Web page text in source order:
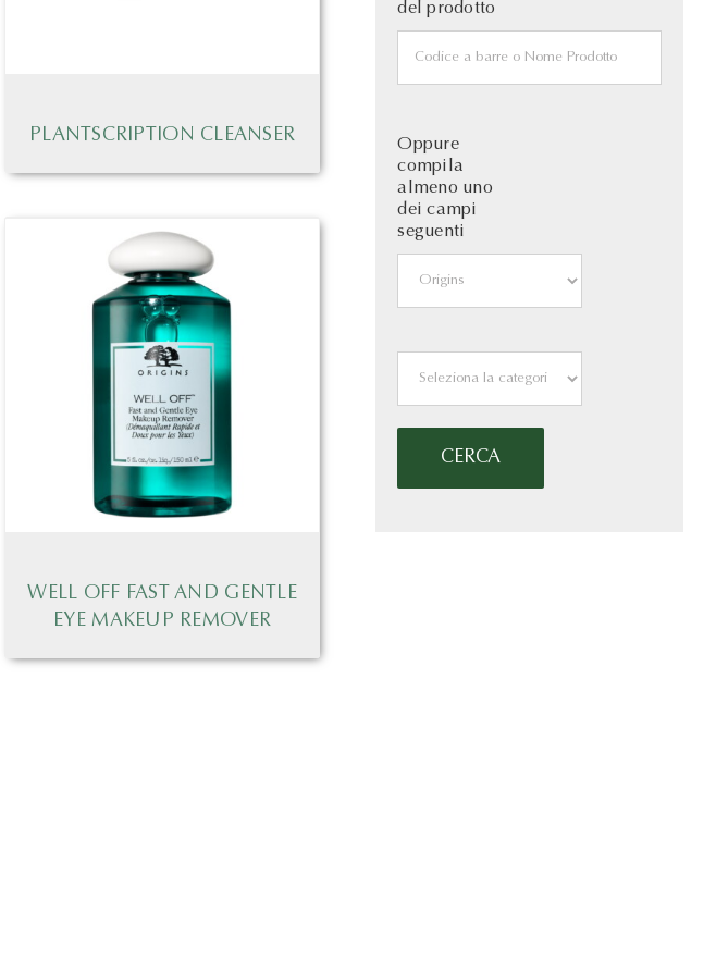
PLANTSCRIPTION CLEANSER
WELL OFF FAST AND GENTLE
EYE MAKEUP REMOVER
del prodotto
Oppure
compila
almeno uno
dei campi
seguenti